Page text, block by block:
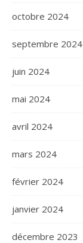
octobre 2024
septembre 2024
juin 2024
mai 2024
avril 2024
mars 2024
février 2024
janvier 2024
décembre 2023